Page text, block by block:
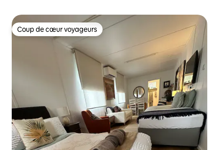
Coup de cœur voyageurs
Coup de cœur voyageurs